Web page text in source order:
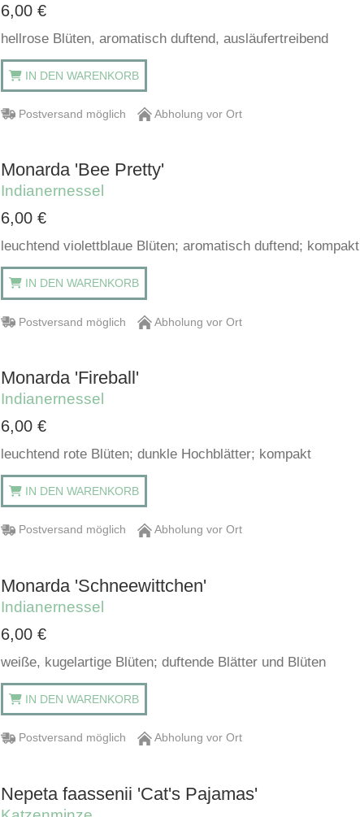
6,00 €
hellrose Blüten, aromatisch duftend, ausläufertreibend
IN DEN WARENKORB
Postversand möglich Abholung vor Ort
Monarda 'Bee Pretty'
Indianernessel
6,00 €
leuchtend violettblaue Blüten; aromatisch duftend; kompakt
IN DEN WARENKORB
Postversand möglich Abholung vor Ort
Monarda 'Fireball'
Indianernessel
6,00 €
leuchtend rote Blüten; dunkle Hochblätter; kompakt
IN DEN WARENKORB
Postversand möglich Abholung vor Ort
Monarda 'Schneewittchen'
Indianernessel
6,00 €
weiße, kugelartige Blüten; duftende Blätter und Blüten
IN DEN WARENKORB
Postversand möglich Abholung vor Ort
Nepeta faassenii 'Cat's Pajamas'